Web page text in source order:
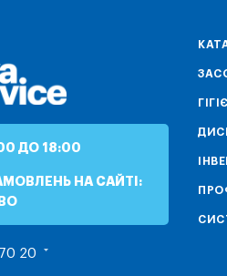
ДО 18:00
НА САЙТІ:
20